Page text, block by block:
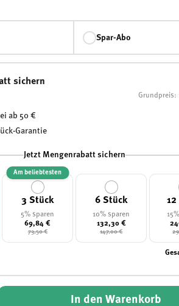
laden
Galerieansicht laden
Bild 10 in Galerieansicht laden
Spar-Abo
sichern
Grundpreis:
ab 50 €
Garantie
Jetzt Mengenrabatt sichern
3 Stück
5% sparen
Am beliebtesten
69,84 €
73,50 €
6 Stück
10% sparen
132,30 €
147,00 €
12
In den Warenkorb